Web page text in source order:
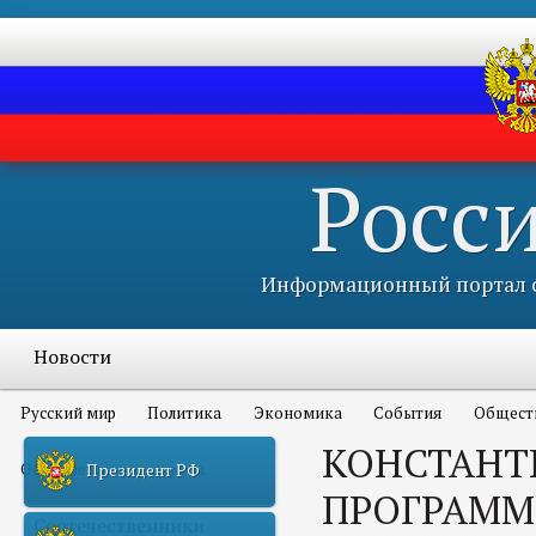
Информационный портал
Новости
Русский мир Политика Экономика События
Объявления и конкурсы
Соотечественники
Президент РФ